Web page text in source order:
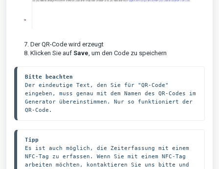
7. Der QR-Code wird erzeugt
8. Klicken Sie auf Save, um den Code zu speichern
Bitte beachten
Der eindeutige Text, den Sie für "QR-Code"
eingeben, muss genau mit dem Namen des QR-Codes im
Generator übereinstimmen. Nur so funktioniert der
QR-Code.
Tipp
Es ist auch möglich, die Zeiterfassung mit einem
NFC-Tag zu erfassen. Wenn Sie mit einem NFC-Tag
arbeiten möchten, kontaktieren Sie uns bitte und